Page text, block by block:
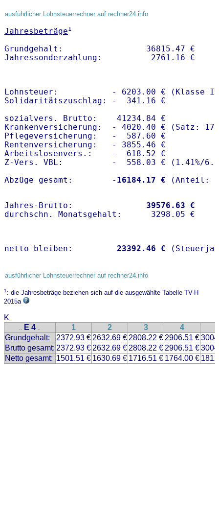
ausführlicher Lohnsteuerrechner auf rechner24.info
Jahresbeträge1
Grundgehalt:                 36815.47 €
Lohnsteuer:           - 6203.00 € (Klasse I)
Solidaritätszuschlag: -  341.16 €
sozialvers. Brutto:    41234.84 €
Krankenversicherung:  - 4020.40 € (Satz:
Pflegeversicherung:   -  587.60 €
Rentenversicherung:   - 3855.46 €
Arbeitslosenvers.:    -  618.52 €
Z-Vers. VBL:          -  558.03 € ( 1.41%/
Abzüge gesamt:        - 16184.17 €
Jahres-Brutto: 39576.63 €
netto bleiben: 23392.46 €
ausführlicher Lohnsteuerrechner auf rechner24.info
1: die Jahresbeträge beziehen sich auf die ausgewählte Tabelle TV-H
2015a
K
.. E 4 .. 1 2 3 4
Grundgehalt:
2372.93 € 2632.69 € 2808.22 € 2906.51 €
Brutto gesamt: 2372.93 € 2632.69 € 2808.22 € 2906.51 €
Netto gesamt: 1501.51 € 1630.69 € 1716.51 € 1764.00 €